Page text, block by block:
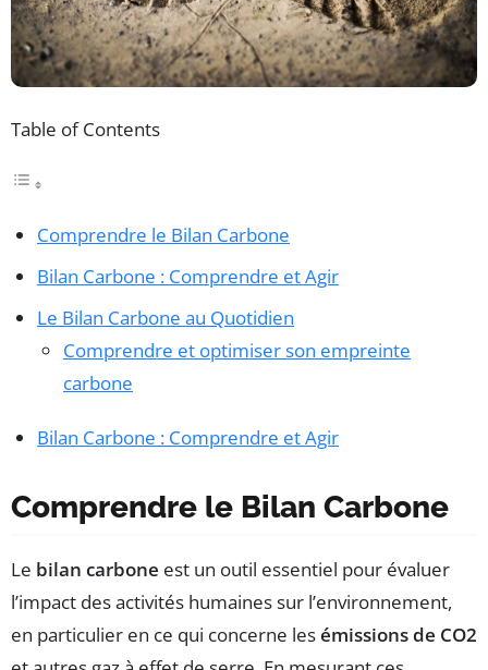
Table of Contents
Comprendre le Bilan Carbone
Bilan Carbone : Comprendre et Agir
Le Bilan Carbone au Quotidien
Comprendre et optimiser son empreinte
carbone
Bilan Carbone : Comprendre et Agir
Comprendre le Bilan Carbone
Le bilan carbone est un outil essentiel pour évaluer
l’impact des activités humaines sur l’environnement,
en particulier en ce qui concerne lesémissions de CO2